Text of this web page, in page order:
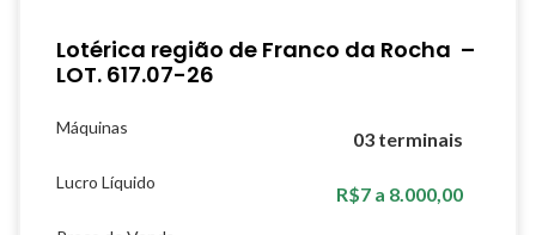
Lotérica região de Franco da Rocha –
LOT. 617.07-26
Máquinas
03 terminais
Lucro Líquido
R$7 a 8.000,00